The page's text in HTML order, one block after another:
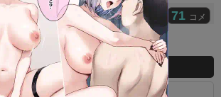
71 コメ
グ